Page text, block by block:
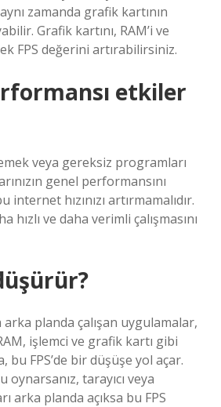
zamanda grafik kartının
Grafik kartını, RAM’i ve
FPS değerini artırabilirsiniz.
etkiler
veya gereksiz programları
genel performansını
internet hızınızı artırmamalıdır.
hızlı ve daha verimli çalışmasını
planda çalışan uygulamalar,
işlemci ve grafik kartı gibi
bu FPS’de bir düşüşe yol açar.
oynarsanız, tarayıcı veya
arka planda açıksa bu FPS